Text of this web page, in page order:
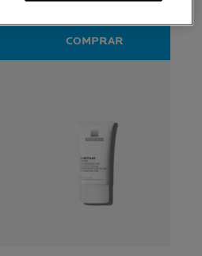
Contorno de ojos sensible Piel
COMPRAR